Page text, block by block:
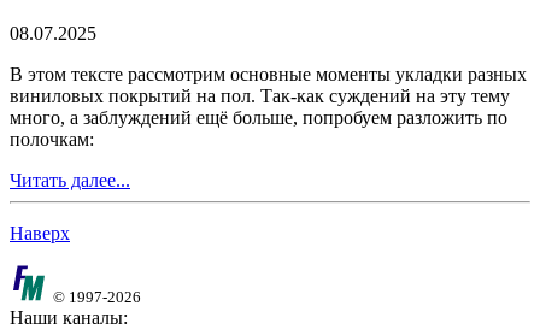
08.07.2025
В этом тексте рассмотрим основные моменты укладки разных
виниловых покрытий на пол. Так-как суждений на эту тему
много, а заблуждений ещё больше, попробуем разложить по
полочкам:
Читать далее...
Наверх
© 1997-2026
Наши каналы: